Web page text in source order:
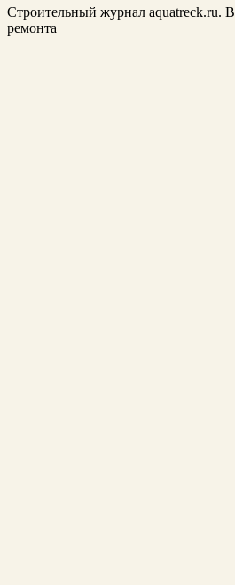
Строительный журнал aquatreck.ru.
ремонта